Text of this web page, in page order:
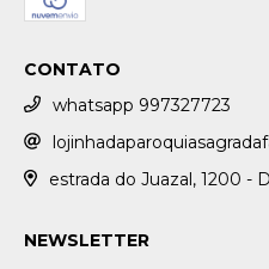
CONTATO
whatsapp 997327723
estrada do Juazal, 1200 -
NEWSLETTER